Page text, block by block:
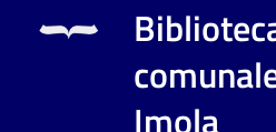
Imola